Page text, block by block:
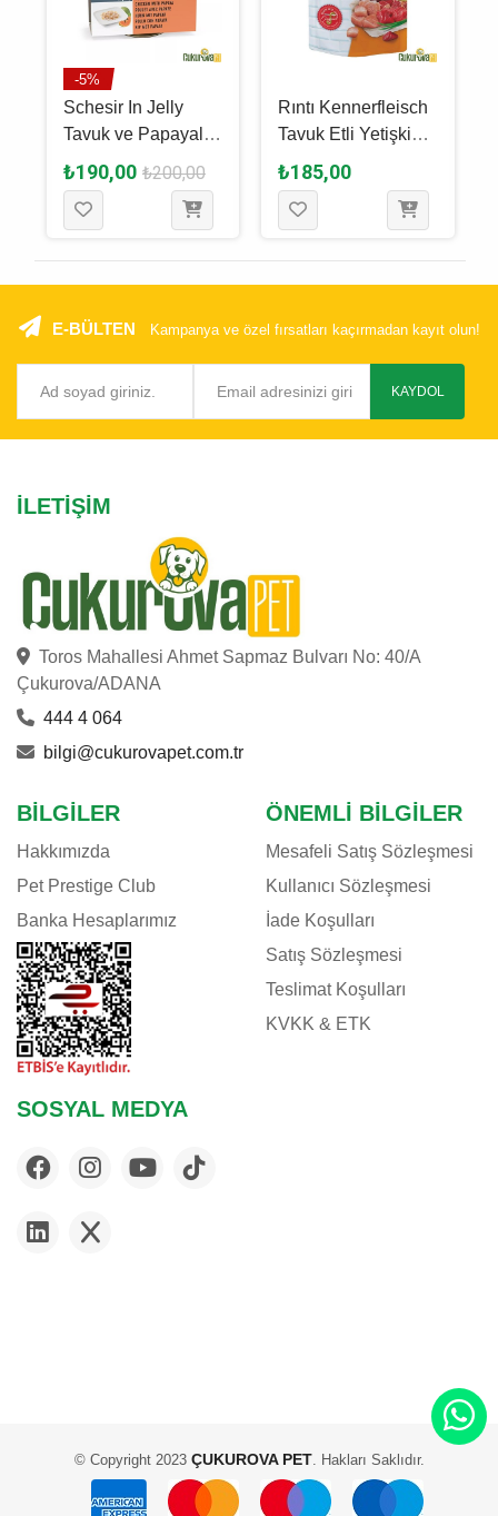
-5%
Schesir In Jelly
Tavuk ve Papayalı
Köpek Yaş Maması
150 Gr
₺190,00 ₺200,00
Rıntı Kennerfleisch
Tavuk Etli Yetişkin
Köpek Yaş Maması
400 Gr
₺185,00
E-BÜLTEN Kampanya ve özel fırsatları kaçırmadan kayıt olun!
KAYDOL
İLETIŞIM
Toros Mahallesi Ahmet Sapmaz Bulvarı No: 40/A
Çukurova/ADANA
444 4 064
bilgi@cukurovapet.com.tr
BILGILER
Hakkımızda
Pet Prestige Club
Banka Hesaplarımız
ÖNEMLI BILGILER
Mesafeli Satış Sözleşmesi
Kullanıcı Sözleşmesi
İade Koşulları
Satış Sözleşmesi
Teslimat Koşulları
KVKK & ETK
SOSYAL MEDYA
© Copyright 2023ÇUKUROVA PET. Hakları Saklıdır.